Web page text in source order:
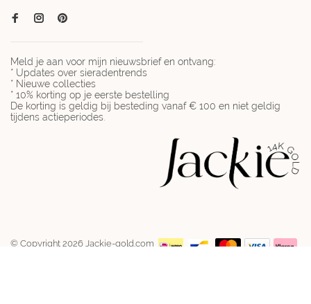
Meld je aan voor mijn nieuwsbrief en ontvang:
* Updates over sieradentrends
* Nieuwe collecties
* 10% korting op je eerste bestelling
De korting is geldig bij besteding vanaf € 100 en niet geldig
tijdens actieperiodes.
© Copyright 2026 Jackie-gold.com